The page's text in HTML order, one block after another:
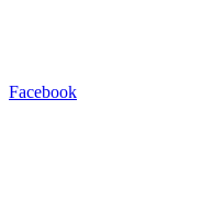
Facebook